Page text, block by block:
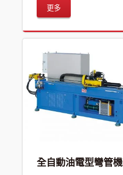
更多
全自動油電型彎管機